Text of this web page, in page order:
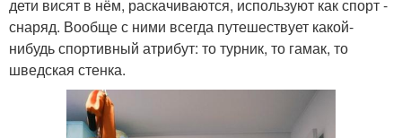
дети висят в нём, раскачиваются, используют как спорт -
снаряд. Вообще с ними всегда путешествует какой-
нибудь спортивный атрибут: то турник, то гамак, то
шведская стенка.